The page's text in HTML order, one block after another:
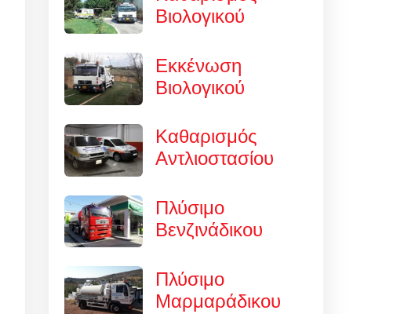
Βιολογικού
Εκκένωση
Βιολογικού
Καθαρισμός
Αντλιοστασίου
Πλύσιμο
Βενζινάδικου
Πλύσιμο
Μαρμαράδικου